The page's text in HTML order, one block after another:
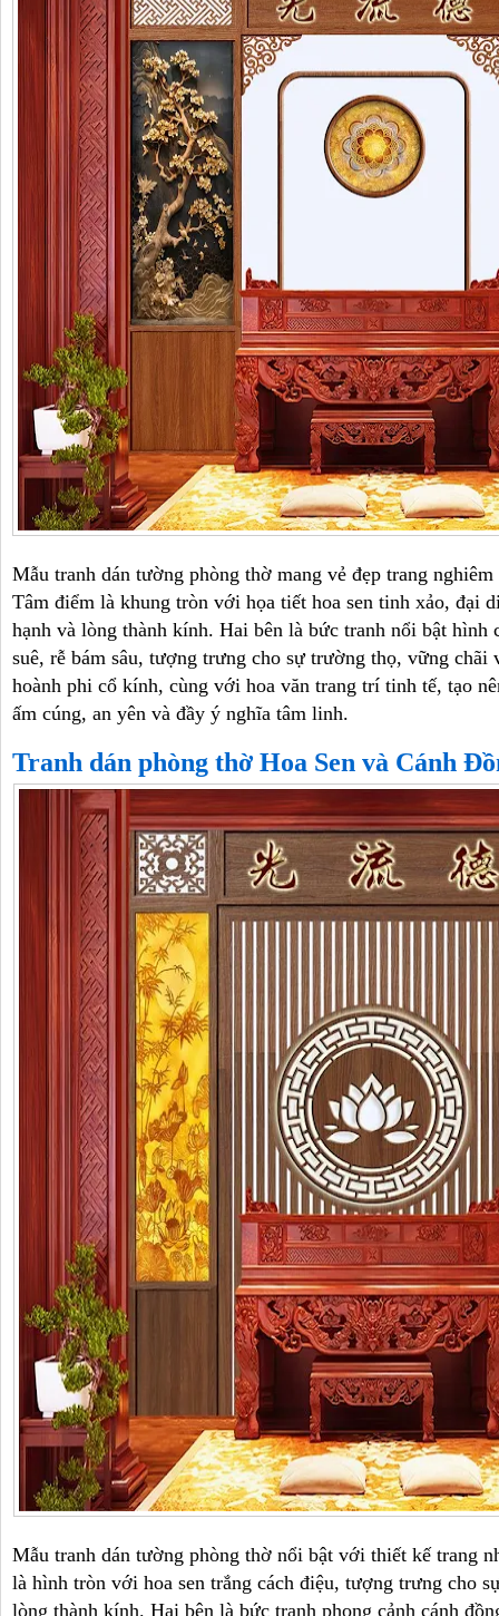
Mẫu tranh dán tường phòng thờ mang vẻ đẹp trang
Tâm điểm là khung tròn với họa tiết hoa sen tinh xảo, đại
hạnh và lòng thành kính. Hai bên là bức tranh nổi bật hình
suê, rễ bám sâu, tượng trưng cho sự trường thọ, vững chãi
hoành phi cổ kính, cùng với hoa văn trang trí tinh tế, tạo
ấm cúng, an yên và đầy ý nghĩa tâm linh.
Tranh dán phòng thờ Hoa Sen và Cánh
Mẫu tranh dán tường phòng thờ nổi bật với thiết kế trang
là hình tròn với hoa sen trắng cách điệu, tượng trưng cho
lòng thành kính. Hai bên là bức tranh phong cảnh cánh